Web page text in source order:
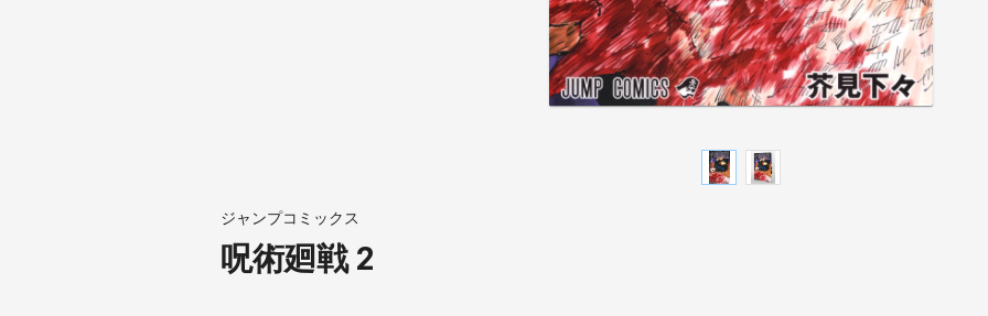
ジャンプコミックス
呪術廻戦 2